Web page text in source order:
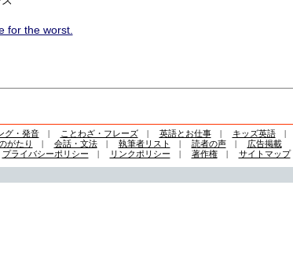
for the worst.
グ・発音| ことわざ・フレーズ| 英語とお仕事| キッズ英語|
がたり | 会話・文法| 執筆者リスト | 読者の声|
広告掲載
プライバシーポリシー | リンクポリシー | 著作権| サイトマップ